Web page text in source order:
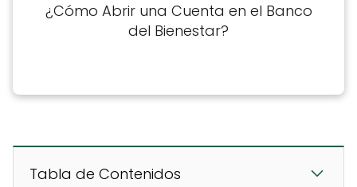
¿Cómo Abrir una Cuenta en el Banco
del Bienestar?
Tabla de Contenidos